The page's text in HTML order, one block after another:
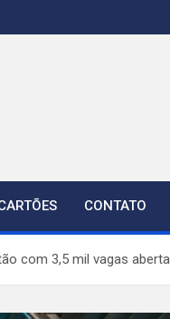
CONTATO
com 3,5 mil vagas